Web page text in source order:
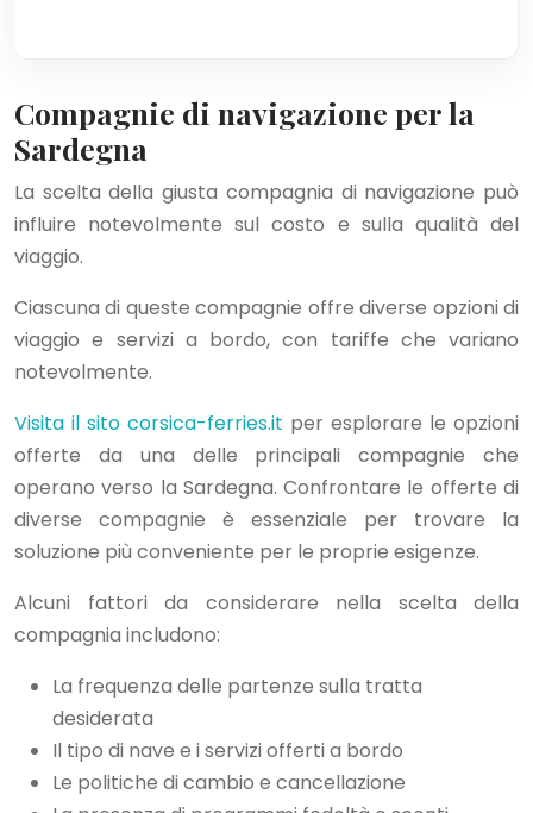
Compagnie di navigazione per la
Sardegna
La scelta della giusta compagnia di navigazione può
influire notevolmente sul costo e sulla qualità del
viaggio.
Ciascuna di queste compagnie offre diverse opzioni di
viaggio e servizi a bordo, con tariffe che variano
notevolmente.
Visita il sito corsica-ferries.it per esplorare le opzioni
offerte da una delle principali compagnie che
operano verso la Sardegna. Confrontare le offerte di
diverse compagnie è essenziale per trovare la
soluzione più conveniente per le proprie esigenze.
Alcuni fattori da considerare nella scelta della
compagnia includono:
La frequenza delle partenze sulla tratta
desiderata
Il tipo di nave e i servizi offerti a bordo
Le politiche di cambio e cancellazione